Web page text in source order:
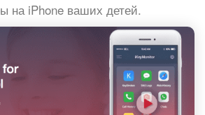
на iPhone ваших детей.